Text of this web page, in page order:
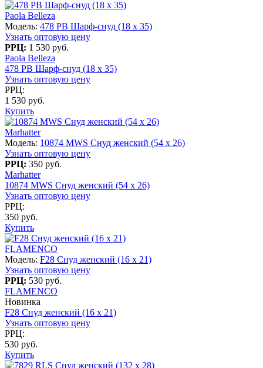
Paola Belleza
Модель: 478 PB Шарф-снуд (18 x 35)
Узнать оптовую цену
РРЦ: 1 530 руб.
Paola Belleza
478 PB Шарф-снуд (18 x 35)
Узнать оптовую цену
РРЦ:
1 530 руб.
Купить
Marhatter
Модель: 10874 MWS Снуд женский (54 х 26)
Узнать оптовую цену
РРЦ: 350 руб.
Marhatter
10874 MWS Снуд женский (54 х 26)
Узнать оптовую цену
РРЦ:
350 руб.
Купить
FLAMENCO
Модель: F28 Снуд женский (16 x 21)
Узнать оптовую цену
РРЦ: 530 руб.
FLAMENCO
Новинка
F28 Снуд женский (16 x 21)
Узнать оптовую цену
РРЦ:
530 руб.
Купить